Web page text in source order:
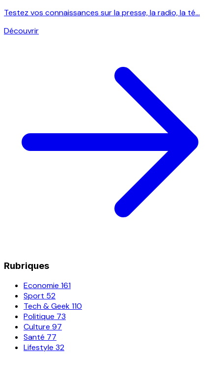
Testez vos connaissances sur la presse, la radio, la té...
Découvrir
Rubriques
Economie 161
Sport 52
Tech & Geek110
Politique 73
Culture 97
Santé 77
Lifestyle 32